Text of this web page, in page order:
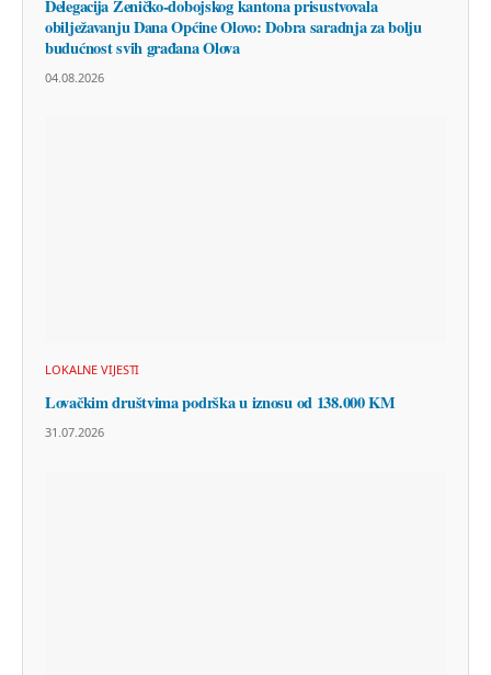
Delegacija Zeničko-dobojskog kantona prisustvovala
obilježavanju Dana Općine Olovo: Dobra saradnja za bolju
budućnost svih građana Olova
04.08.2026
LOKALNE VIJESTI
Lovačkim društvima podrška u iznosu od 138.000 KM
31.07.2026